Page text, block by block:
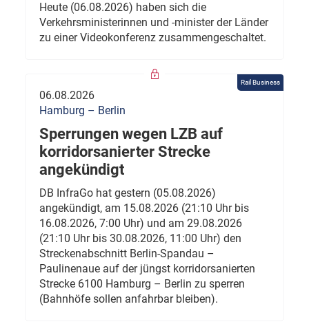
Heute (06.08.2026) haben sich die
Verkehrsministerinnen und -minister der Länder
zu einer Videokonferenz zusammengeschaltet.
Rail Business
06.08.2026
Hamburg – Berlin
Sperrungen wegen LZB auf
korridorsanierter Strecke
angekündigt
DB InfraGo hat gestern (05.08.2026)
angekündigt, am 15.08.2026 (21:10 Uhr bis
16.08.2026, 7:00 Uhr) und am 29.08.2026
(21:10 Uhr bis 30.08.2026, 11:00 Uhr) den
Streckenabschnitt Berlin-Spandau –
Paulinenaue auf der jüngst korridorsanierten
Strecke 6100 Hamburg – Berlin zu sperren
(Bahnhöfe sollen anfahrbar bleiben).